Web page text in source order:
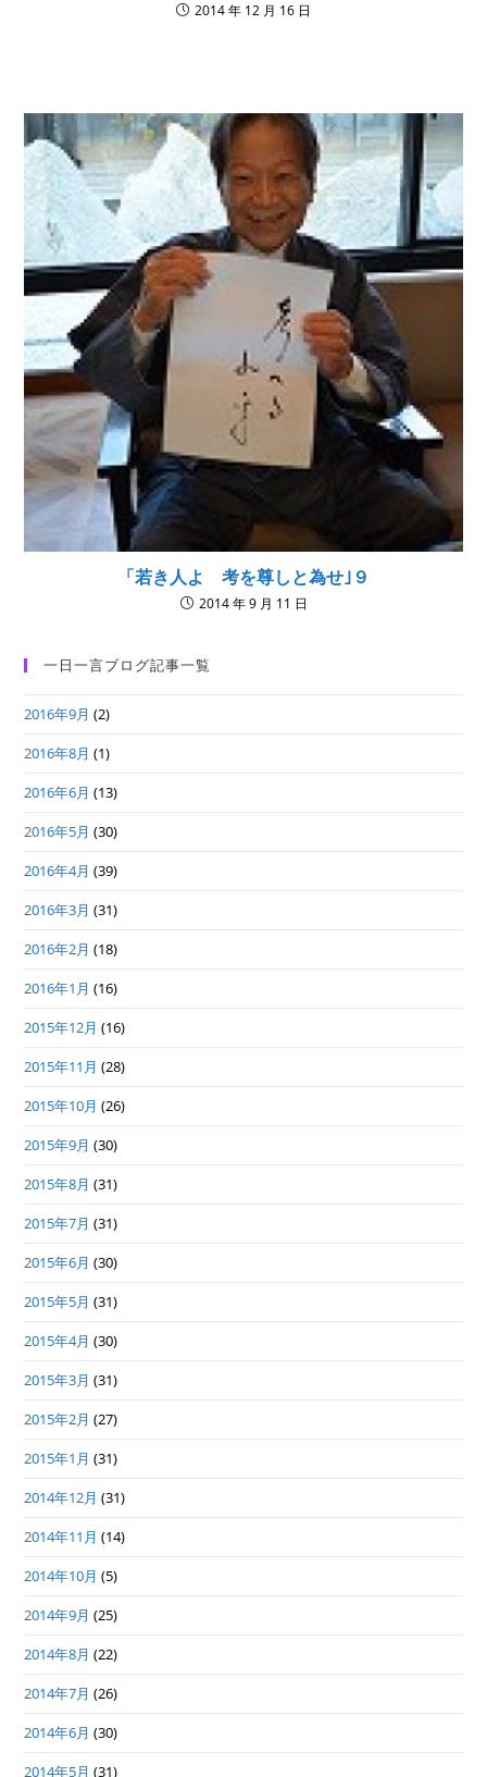
2014 年 12 月 16 日
「若き人よ 考を尊しと為せ｣９
2014 年 9 月 11 日
一日一言ブログ記事一覧
2016年9月 (2)
2016年8月 (1)
2016年6月 (13)
2016年5月 (30)
2016年4月 (39)
2016年3月 (31)
2016年2月 (18)
2016年1月 (16)
2015年12月 (16)
2015年11月 (28)
2015年10月 (26)
2015年9月 (30)
2015年8月 (31)
2015年7月 (31)
2015年6月 (30)
2015年5月 (31)
2015年4月 (30)
2015年3月 (31)
2015年2月 (27)
2015年1月 (31)
2014年12月 (31)
2014年11月 (14)
2014年10月 (5)
2014年9月 (25)
2014年8月 (22)
2014年7月 (26)
2014年6月 (30)
2014年5月 (31)